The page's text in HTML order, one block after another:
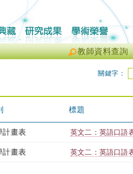
教師資料查詢
關鍵字：
標題
計畫表 英文二：英語口語
計畫表 英文二：英語口語